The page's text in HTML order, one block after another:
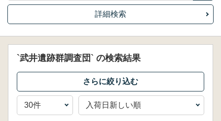
詳細検索
`武井遺跡群調査団` の検索結果